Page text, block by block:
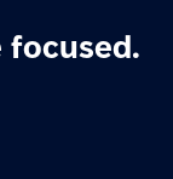
focused.